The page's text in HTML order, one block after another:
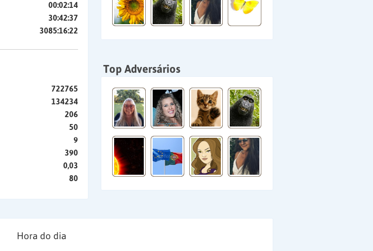
00:02:14
30:42:37
3085:16:22
722765
134234
206
50
9
390
0,03
80
Top Adversários
Hora do dia